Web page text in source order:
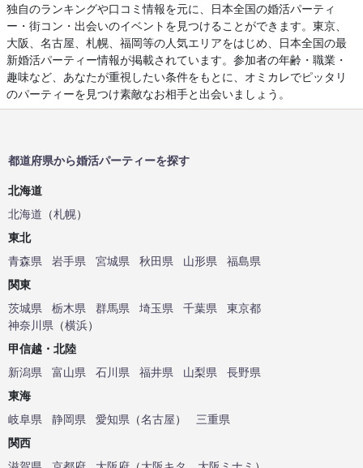
独自のランキングや口コミ情報を元に、日本全国の婚活パーティ
ー・街コン・出会いのイベントを見つけることができます。東京、
大阪、名古屋、札幌、福岡等の人気エリアをはじめ、日本全国の最
新婚活パーティー情報が掲載されています。参加者の年齢・職業・
趣味など、あなたが重視したい条件をもとに、オミカレでピッタリ
のパーティーを見つけ素敵なお相手と出会いましょう。
都道府県から婚活パーティーを探す
北海道
北海道 （札幌）
東北
青森県
岩手県 宮城県 秋田県 山形県
福島県
関東
茨城県
栃木県 群馬県 埼玉県 千葉県
東京都
神奈川県 （横浜）
甲信越・北陸
新潟県
富山県 石川県 福井県 山梨県
長野県
東海
岐阜県
静岡県 愛知県 （名古屋）
三重県
関西